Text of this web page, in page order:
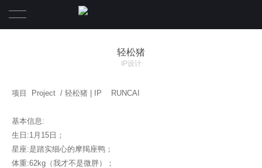
轻松猪
IP设计
项目 Project / 轻松猪 | IP RUNCAI
基本信息:
生日:1月15日；
星座:是踏实细心的摩羯座鸭；
体重:62kg（我才不是微胖）；
最新资讯
S E R V I C E